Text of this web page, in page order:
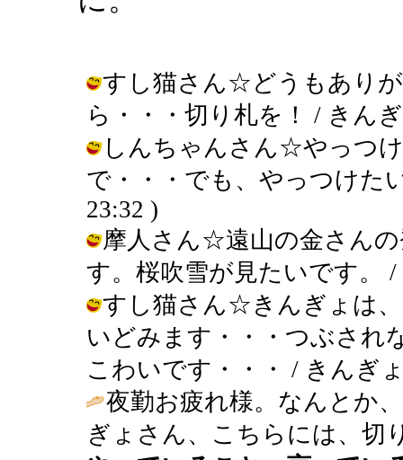
すし猫さん☆どうもあり
ら・・・切り札を！ / きん
しんちゃんさん☆やっつ
で・・・でも、やっつけた
23:32 )
摩人さん☆遠山の金さん
す。桜吹雪が見たいです。 /
すし猫さん☆きんぎょは
いどみます・・・つぶされ
こわいです・・・ / きんぎ
夜勤お疲れ様。なんとか
ぎょさん、こちらには、切